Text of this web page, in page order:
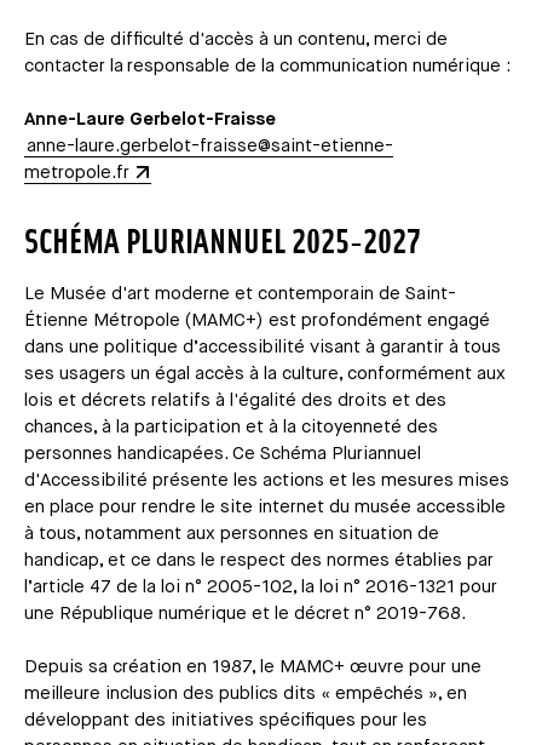
En cas de difficulté d'accès à un contenu, merci de
contacter la responsable de la communication numérique :
Anne-Laure Gerbelot-Fraisse
anne-laure.gerbelot-fraisse@saint-etienne-
metropole.fr
SCHÉMA PLURIANNUEL 2025-2027
Le Musée d'art moderne et contemporain de Saint-
Étienne Métropole (MAMC+) est profondément engagé
dans une politique d’accessibilité visant à garantir à tous
ses usagers un égal accès à la culture, conformément aux
lois et décrets relatifs à l'égalité des droits et des
chances, à la participation et à la citoyenneté des
personnes handicapées. Ce Schéma Pluriannuel
d'Accessibilité présente les actions et les mesures mises
en place pour rendre le site internet du musée accessible
à tous, notamment aux personnes en situation de
handicap, et ce dans le respect des normes établies par
l’article 47 de la loi n° 2005-102, la loi n° 2016-1321 pour
une République numérique et le décret n° 2019-768.
Depuis sa création en 1987, le MAMC+ œuvre pour une
meilleure inclusion des publics dits « empêchés », en
développant des initiatives spécifiques pour les